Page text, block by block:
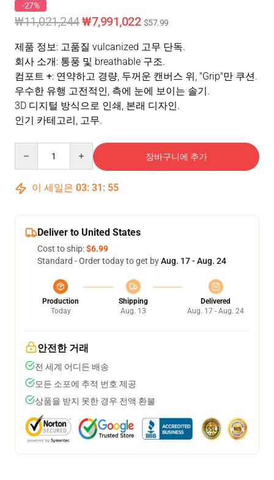
-27%
₩11,021,244₩7,991,022 $57.99
제품 정보: 고품질 vulcanized 고무 단독.
회사 소개: 통풍 및 breathable 구조.
컴포트 +: 연약하고 경량, 두꺼운 캔버스 위, "Grip"만 쿠션.
우수한 유행 고전적인, 측에 눈에 보이는 솔기.
3D 디지털 방식으로 인쇄, 본래 디자인.
인기 카테고리, 고무.
장바구니에 추가
이 세일은 03: 31 : 54
Deliver to United States
Cost to ship:$6.99
Standard - Order today to get byAug. 17 - Aug. 24
Production
Today
Shipping
Aug. 13
Delivered
Aug. 17 - Aug. 24
안전한 거래
전 세계 어디든 배송
모든 소포에 추적 번호 제공
상품을 받지 못한 경우 전액 환불